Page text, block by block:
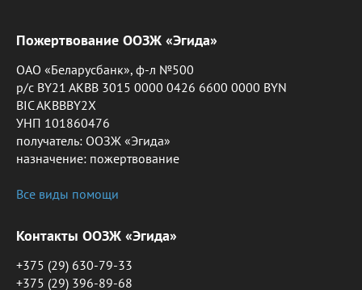
Пожертвование ООЗЖ «Эгида»
ОАО «Беларусбанк», ф-л №500
р/с BY21 AKBB 3015 0000 0426 6600 0000 BYN
BIC AKBBBY2X
УНП 101860476
получатель: ООЗЖ «Эгида»
назначение: пожертвование
Все виды помощи
Контакты ООЗЖ «Эгида»
+375 (29) 630-79-33
+375 (29) 396-89-68